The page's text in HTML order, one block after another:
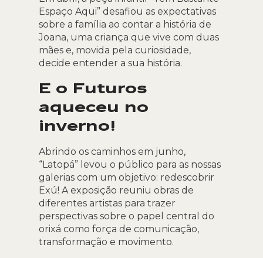
Espaço Aqui” desafiou as expectativas
sobre a família ao contar a história de
Joana, uma criança que vive com duas
mães e, movida pela curiosidade,
decide entender a sua história.
E o Futuros
aqueceu no
inverno!
Abrindo os caminhos em junho,
“Latopá” levou o público para as nossas
galerias com um objetivo: redescobrir
Exú! A exposição reuniu obras de
diferentes artistas para trazer
perspectivas sobre o papel central do
orixá como força de comunicação,
transformação e movimento.